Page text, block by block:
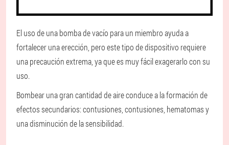
El uso de una bomba de vacío para un miembro ayuda a
fortalecer una erección, pero este tipo de dispositivo requiere
una precaución extrema, ya que es muy fácil exagerarlo con su
uso.
Bombear una gran cantidad de aire conduce a la formación de
efectos secundarios: contusiones, contusiones, hematomas y
una disminución de la sensibilidad.